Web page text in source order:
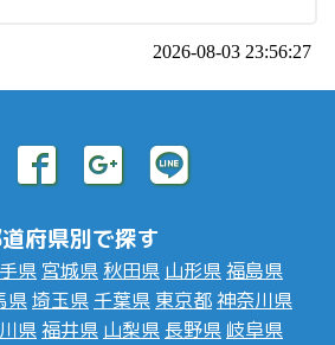
2026-08-03 23:56:27
府県別で探す
県 宮城県 秋田県 山形県福島県
県埼玉県 千葉県 東京都神奈川県
県福井県 山梨県 長野県 岐阜県